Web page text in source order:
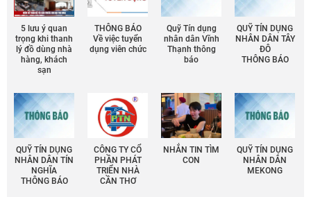
5 lưu ý quan
trọng khi thanh
lý đồ dùng nhà
hàng, khách
sạn
THÔNG BÁO
Về việc tuyển
dụng viên chức
Quỹ Tín dụng
nhân dân Vĩnh
Thạnh thông
báo
QUỸ TÍN DỤNG
NHÂN DÂN TÂY
ĐÔ
THÔNG BÁO
QUỸ TÍN DỤNG
NHÂN DÂN TÍN
NGHĨA
THÔNG BÁO
CÔNG TY CỔ
PHẦN PHÁT
TRIỂN NHÀ
CẦN THƠ
NHẮN TIN TÌM
CON
QUỸ TÍN DỤNG
NHÂN DÂN
MEKONG